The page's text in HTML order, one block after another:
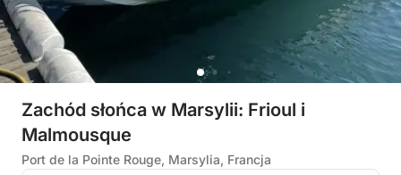
Zachód słońca w Marsylii: Frioul i
Malmousque
Port de la Pointe Rouge, Marsylia, Francja